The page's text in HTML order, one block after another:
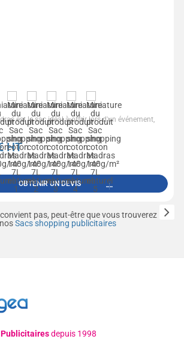
est le sac idéal à offrir lors d'un événement,
HT
OBTENIR UN DEVIS
pas, peut-être que vous trouverez
Sacs shopping publicitaires
depuis 1998